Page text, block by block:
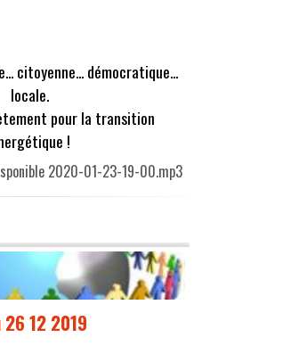
citoyenne... démocratique...
locale.
pour la transition
!
2020-01-23-19-00.mp3
12 2019